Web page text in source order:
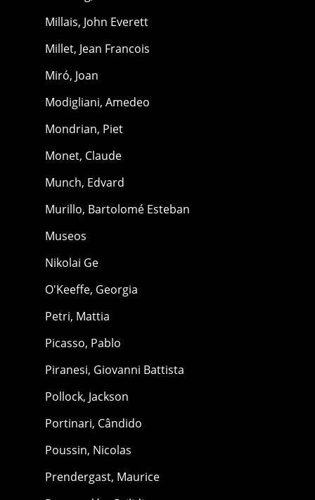
Millais, John Everett
Millet, Jean Francois
Miró, Joan
Modigliani, Amedeo
Mondrian, Piet
Monet, Claude
Munch, Edvard
Murillo, Bartolomé Esteban
Museos
Nikolai Ge
O'Keeffe, Georgia
Petri, Mattia
Picasso, Pablo
Piranesi, Giovanni Battista
Pollock, Jackson
Portinari, Cândido
Poussin, Nicolas
Prendergast, Maurice